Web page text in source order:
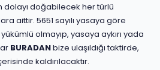
dolayı doğabilecek her türlü
aittir. 5651 sayılı yasaya göre
olmayıp, yasaya aykırı yada
BURADANbize ulaşıldığı taktirde,
kaldırılacaktır.